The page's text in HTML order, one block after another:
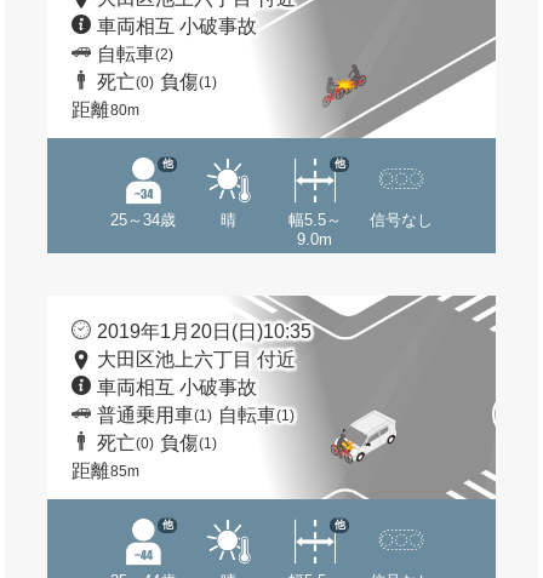
車両相互 小破事故
自転車(2)
死亡(0) 負傷(1)
距離80m
25～34歳
他
晴
幅5.5～
9.0m
他
信号なし
2019年1月20日(日)10:35
大田区池上六丁目 付近
車両相互 小破事故
普通乗用車(1) 自転車(1)
死亡(0) 負傷(1)
距離85m
他 他